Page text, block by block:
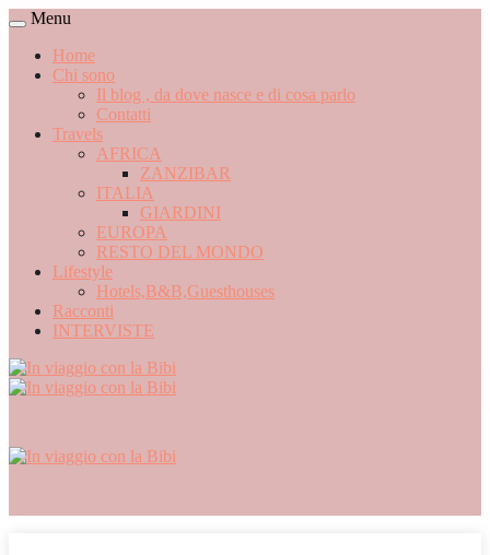
Menu
Home
Chi sono
Il blog , da dove nasce e di cosa parlo
Contatti
Travels
AFRICA
ZANZIBAR
ITALIA
GIARDINI
EUROPA
RESTO DEL MONDO
Lifestyle
Hotels,B&B,Guesthouses
Racconti
INTERVISTE